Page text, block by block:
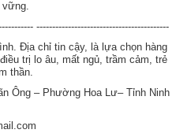
vững.
------------------------------------------
Địa chỉ tin cậy, là lựa chọn hàng
trị lo âu, mất ngủ, trầm cảm, trẻ
thần.
Ông – Phường Hoa Lư– Tỉnh Ninh